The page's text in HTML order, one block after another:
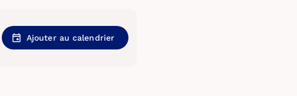
Ajouter au calendrier